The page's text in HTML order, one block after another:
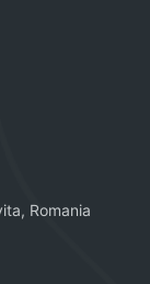
Romania